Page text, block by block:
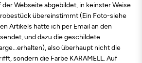
der Webseite abgebildet, in keinster Weise
übereinstimmt (Ein Foto-siehe
Artikels hatte ich per Email an den
und dazu die geschildete
also überhaupt nicht die
sondern die Farbe KARAMELL. Auf